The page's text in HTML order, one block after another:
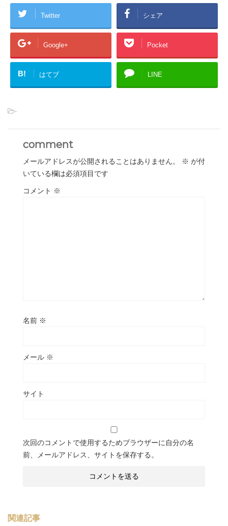
Twitter シェア
Google+ Pocket
B! はてブ LINE
-
comment
メールアドレスが公開されることはありません。 ※ が付
いている欄は必須項目です
コメント ※
名前 ※
メール ※
サイト
次回のコメントで使用するためブラウザーに自分の名
前、メールアドレス、サイトを保存する。
関連記事